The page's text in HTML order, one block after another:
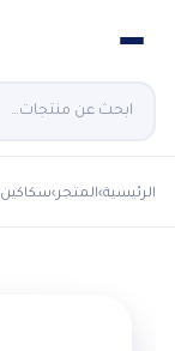
الرئيسية›المتجر›سكاكين